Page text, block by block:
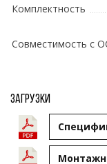
Комплектность
Совместимость с
Загрузки